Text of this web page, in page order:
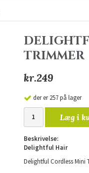
TRIMMER
kr.249
der er 257 på lager
Læg i
Beskrivelse:
Delightful Hair
Delightful Cordless Mini